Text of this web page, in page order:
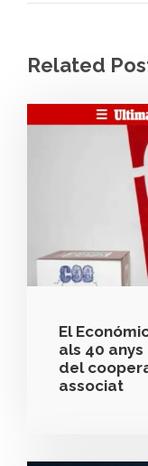
Related
El
als 40
del
associat